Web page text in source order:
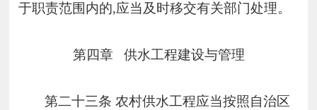
于职责范围内的,应当及时移交有关部门处理。
第四章供水工程建设与管理
第二十三条 农村供水工程应当按照自治区